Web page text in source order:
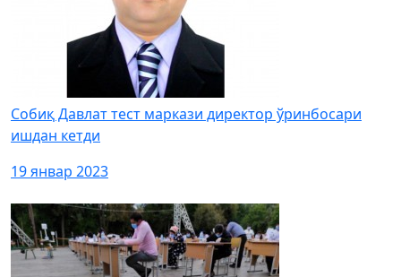
Собиқ Давлат тест маркази директор ўринбосари
ишдан кетди
19 январ 2023